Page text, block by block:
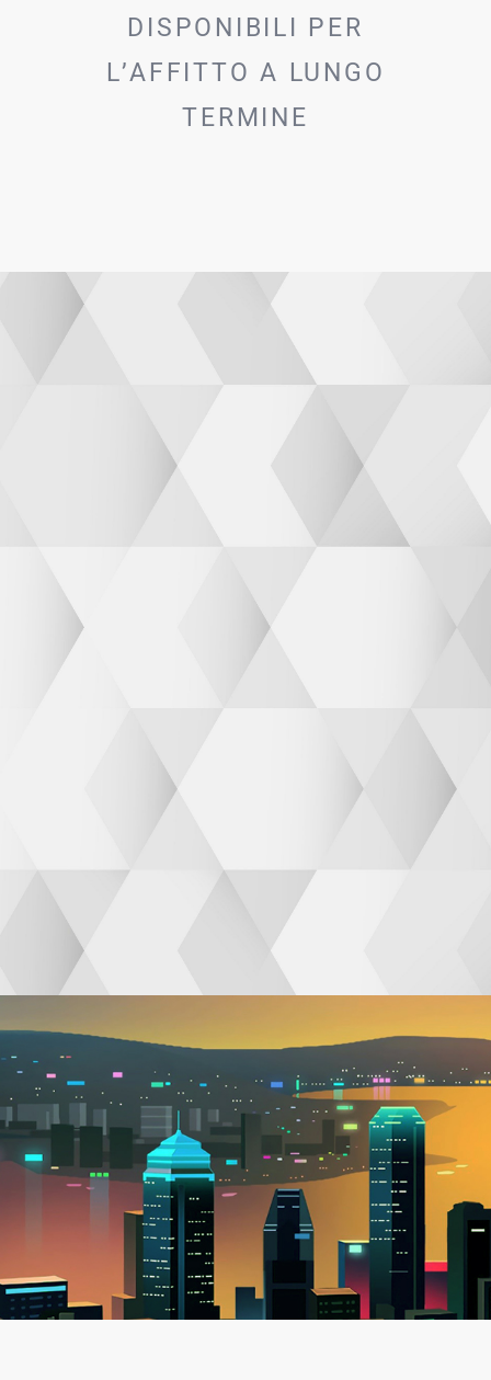
DISPONIBILI PER
L’AFFITTO A LUNGO
TERMINE